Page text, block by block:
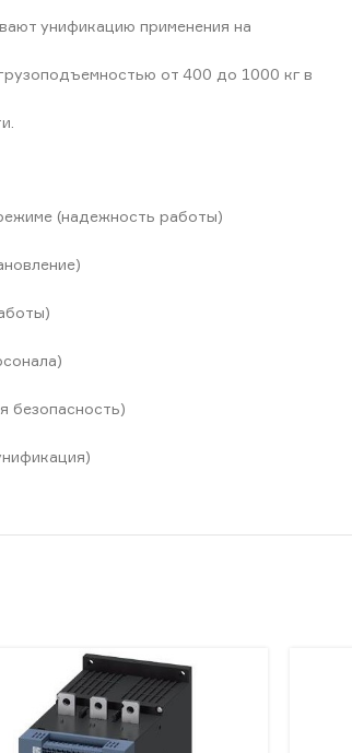
унификацию применения на
от 400 до 1000 кг в
(надежность работы)
безопасность)